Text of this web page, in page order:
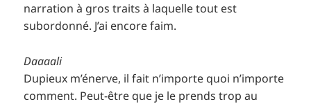
narration à gros traits à laquelle tout est
subordonné. J’ai encore faim.
Daaaali
Dupieux m’énerve, il fait n’importe quoi n’importe
comment. Peut-être que je le prends trop au